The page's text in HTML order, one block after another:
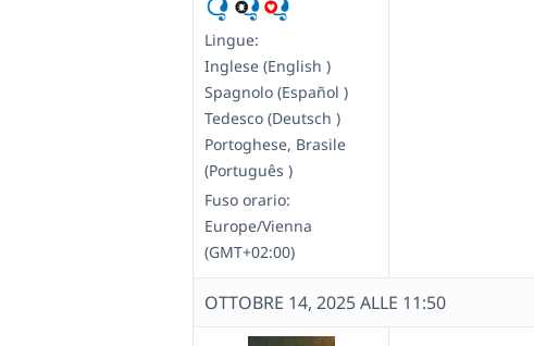
Lingue:
Inglese (English )
Spagnolo (Español )
Tedesco (Deutsch )
Portoghese, Brasile
(Português )
Fuso orario:
Europe/Vienna
(GMT+02:00)
OTTOBRE 14, 2025 ALLE 11:50